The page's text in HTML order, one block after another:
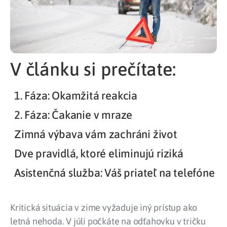
V článku si prečítate:
1. Fáza: Okamžitá reakcia
2. Fáza: Čakanie v mraze
Zimná výbava vám zachráni život
Dve pravidlá, ktoré eliminujú riziká
Asistenčná služba: Váš priateľ na telefóne
Kritická situácia v zime vyžaduje iný prístup ako
letná nehoda. V júli počkáte na odťahovku v tričku